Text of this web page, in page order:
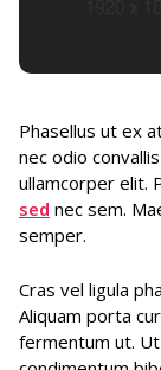
Phasellus ut ex
nec odio
ullamcorper elit.
sed nec sem.
semper.
Cras vel ligula
Aliquam porta
fermentum ut.